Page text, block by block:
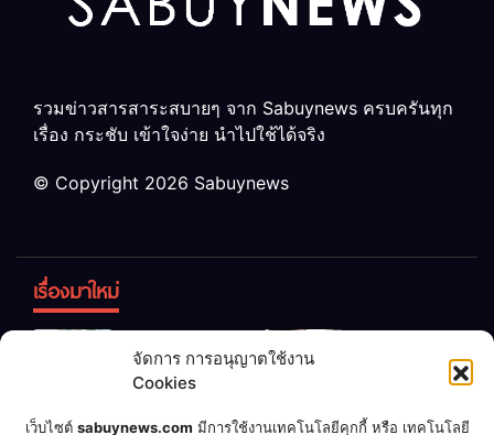
จัดการ การอนุญาตใช้งาน
Cookies
เว็บไซต์ sabuynews.com มีการใช้งานเทคโนโลยีคุกกี้ หรือ เทคโนโลยี
รวมข่าวสารสาระสบายๆ จาก Sabuynews ครบครันทุก
เรื่อง กระชับ เข้าใจง่าย นำไปใช้ได้จริง
© Copyright 2026 Sabuynews
เรื่องมาใหม่
ทิ้ง! เปลี่ยน
เป็น “ปุ๋ย
จุลินทรีย์”
หญิง 12 ขวบ
แต่งงานกับ
เชื่อพ่อแล้ว เจ้าของคาร์